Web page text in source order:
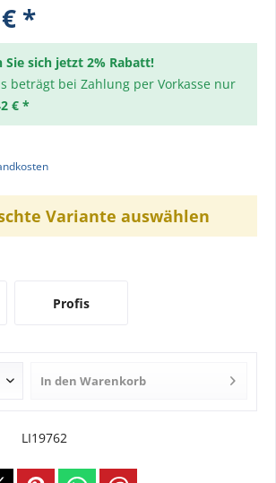
*
Sie sich jetzt 2% Rabatt!
beträgt bei Zahlung per Vorkasse nur
€ *
Variante auswählen
Profis
In den Warenkorb
LI19762